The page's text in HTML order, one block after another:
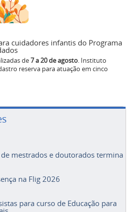
cuidadores infantis do Programa
de7 a 20 de agosto. Instituto
reserva para atuação em cinco
mestrados e doutorados termina
na Flig 2026
para curso de Educação para